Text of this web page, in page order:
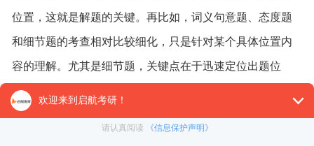
位置，这就是解题的关键。再比如，词义句意题、态度题
和细节题的考查相对比较细化，只是针对某个具体位置内
容的理解。尤其是细节题，关键点在于迅速定位出题位
置，正确对应选项。